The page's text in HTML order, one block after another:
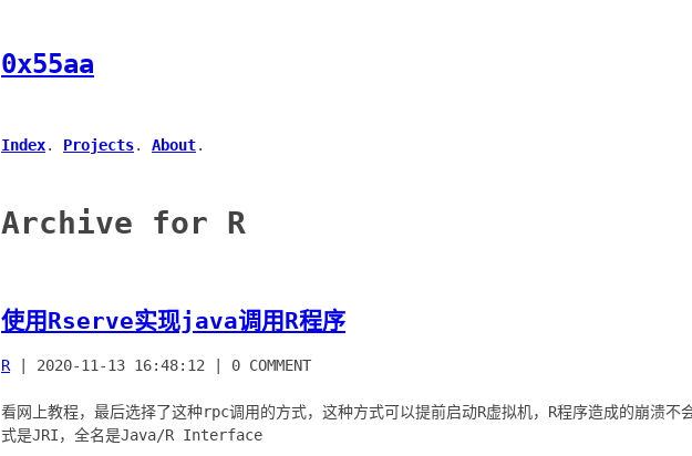
0x55aa
Index. Projects. About.
Archive for R
使用Rserve实现java调用R程序
R 2020-11-13 16:48:12 0 COMMENT
看网上教程，最后选择了这种rpc调用的方式，这种方式可以提前启动R虚拟机，R程序造成的崩溃
式是JRI，全名是Java/R Interface